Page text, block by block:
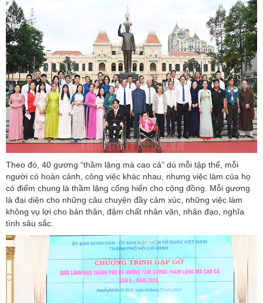
Theo đó, 40 gương “thầm lặng mà cao cả” dù mỗi tập thể, mỗi
người có hoàn cảnh, công việc khác nhau, nhưng việc làm của họ
có điểm chung là thầm lặng cống hiến cho cộng đồng. Mỗi gương
là đại diện cho những câu chuyện đầy cảm xúc, những việc làm
không vụ lợi cho bản thân, đậm chất nhân văn, nhân đạo, nghĩa
tình sâu sắc.